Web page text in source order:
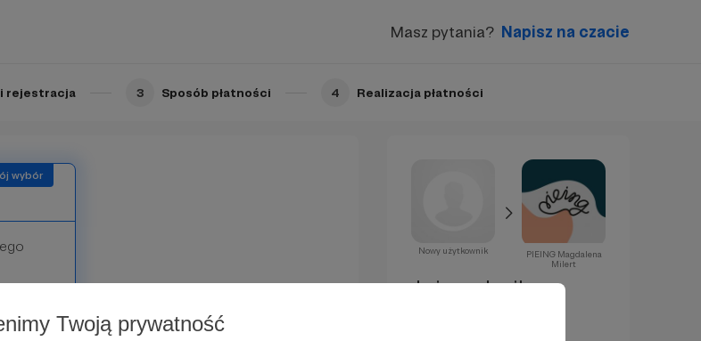
Twoją prywatność
Masz pytania? Napisz na czacie
rejestracja 3 Sposób płatności 4 Realizacja płatności
Cię
Nowy użytkownik
PIEING Magdalena
Milert
Już za chwilę